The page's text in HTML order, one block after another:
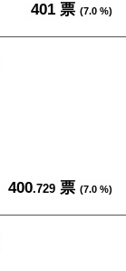
401 票 (7.0 %)
400.729 票 (7.0 %)